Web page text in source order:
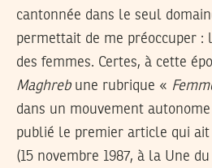
cantonnée dans le seul
permettait de me préoccuper :
des femmes. Certes, à cette
Maghrebune rubrique «
dans un mouvement autonome
publié le premier article qui
(15 novembre 1987, à la Une